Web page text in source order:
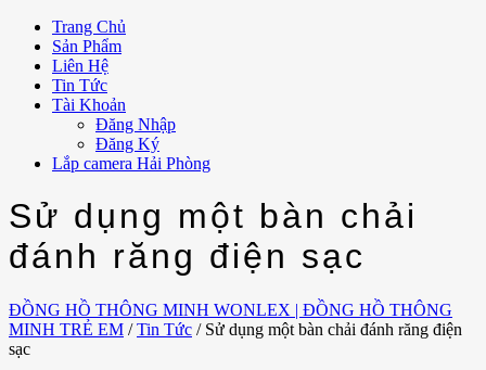
Trang Chủ
Sản Phẩm
Liên Hệ
Tin Tức
Tài Khoản
Đăng Nhập
Đăng Ký
Lắp camera Hải Phòng
Sử dụng một bàn chải
đánh răng điện sạc
ĐỒNG HỒ THÔNG MINH WONLEX | ĐỒNG HỒ THÔNG
MINH TRẺ EM / Tin Tức / Sử dụng một bàn chải đánh răng điện
sạc